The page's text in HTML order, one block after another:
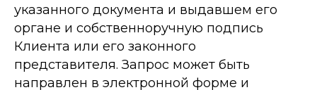
указанного документа и выдавшем его
органе и собственноручную подпись
Клиента или его законного
представителя. Запрос может быть
направлен в электронной форме и